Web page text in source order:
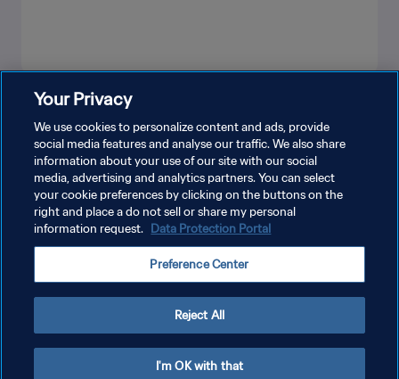
POLÍTICA DE PRIVACIDADE
ADMINISTRAR AS PREFERÊNCIAS DE COOKIES
Copyright © 1994-2026 FIFA. Todos os direitos reservados.
Your Privacy
We use cookies to personalize content and ads, provide
social media features and analyse our traffic. We also share
information about your use of our site with our social
media, advertising and analytics partners. You can select
your cookie preferences by clicking on the buttons on the
right and place a do not sell or share my personal
information request. Data Protection Portal
Preference Center
Reject All
I'm OK with that